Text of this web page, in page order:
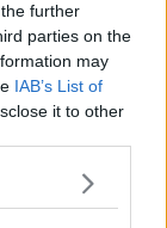
further
parties on the
may
IAB’s List of
it to other
domani